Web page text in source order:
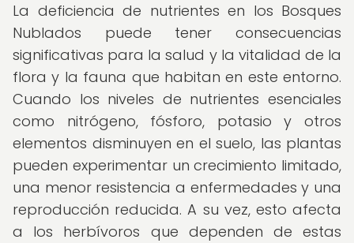
La deficiencia de nutrientes en los Bosques
Nublados puede tener consecuencias
significativas para la salud y la vitalidad de la
flora y la fauna que habitan en este entorno.
Cuando los niveles de nutrientes esenciales
como nitrógeno, fósforo, potasio y otros
elementos disminuyen en el suelo, las plantas
pueden experimentar un crecimiento limitado,
una menor resistencia a enfermedades y una
reproducción reducida. A su vez, esto afecta
a los herbívoros que dependen de estas